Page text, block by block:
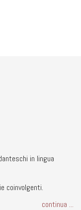
in lingua
coinvolgenti.
continua ...